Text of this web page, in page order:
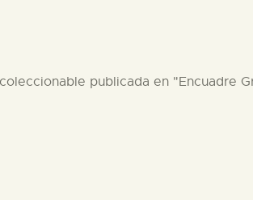
publicada en "Encuadre